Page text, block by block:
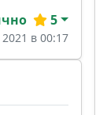
5
в 00:17